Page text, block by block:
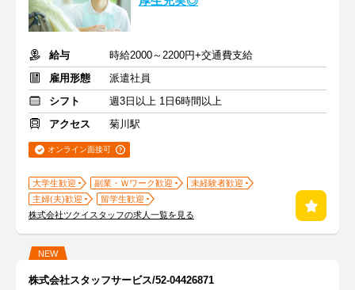
給与
時給2000～2200円+交通費支給
雇用形態
派遣社員
シフト
週3日以上 1日6時間以上
アクセス
菊川駅
オンライン面接可
大学生歓迎 副業・Ｗワーク歓迎
未経験者歓迎
主婦(夫)歓迎
留学生歓迎
株式会社ツクイスタッフの求人一覧を見る
NEW
株式会社スタッフサービス/52-04426871